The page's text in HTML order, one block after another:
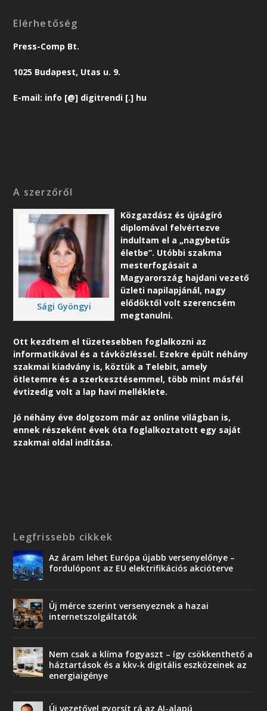
Elérhetőség
Press-Comp Bt.
1025 Budapest, Utas u. 9.
E-mail: info [@] digitrendi [.] hu
A szerzőről
Sági Gyöngyi
Közgazdász és újságíró
diplomával felvértezve
indultam el a „nagybetűs
életbe”. Utóbbi szakma
mesterfogásait a
Magyarország hajdani vezető
üzleti napilapjánál, nagy
elődöktől volt szerencsém
megtanulni.
Ott kezdtem el tüzetesebben foglalkozni az
informatikával és a távközléssel. Ezekre épült néhány
szakmai kiadvány is, köztük a Telebit, amely
ötletemre és a szerkesztésemmel, több mint másfél
évtizedig volt a lap havi melléklete.
Jó néhány éve dolgozom már az online világban is,
ennek részeként évek óta foglalkoztatott egy saját
szakmai oldal indítása.
Legfrissebb cikkek
Az áram lehet Európa újabb versenyelőnye –
fordulópont az EU elektrifikációs akcióterve
Új mérce szerint versenyeznek a hazai
internetszolgáltatók
Nem csak a klíma fogyaszt – így csökkenthető a
háztartások és a kkv-k digitális eszközeinek az
energiaigénye
Új vezetővel gyorsít rá az AI-alapú